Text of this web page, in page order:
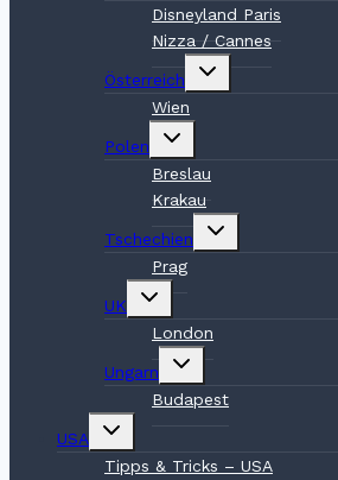
Disneyland Paris
Nizza / Cannes
Österreich
Untermenü
umschalten
Wien
Polen
Untermenü
umschalten
Breslau
Krakau
Tschechien
Untermenü
umschalten
Prag
UK
Untermenü
umschalten
London
Ungarn
Untermenü
umschalten
Budapest
USA
Untermenü
umschalten
Tipps & Tricks – USA